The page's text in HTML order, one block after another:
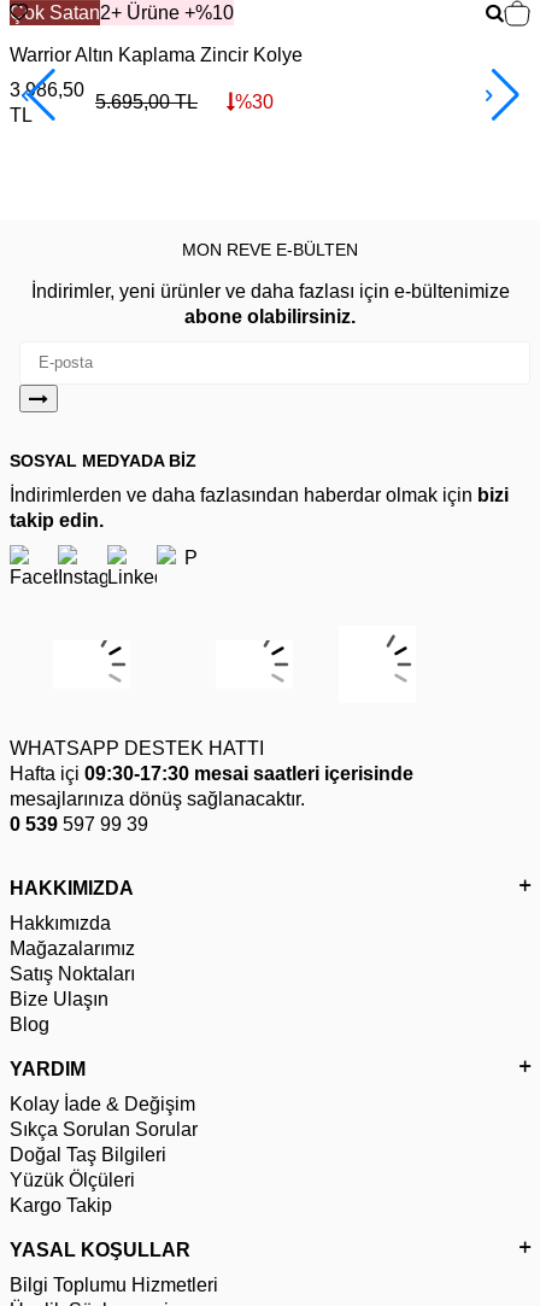
Çok Satan2+ Ürüne +%10
Warrior Altın Kaplama Zincir Kolye
3.986,50
TL
5.695,00TL %30
MON REVE E-BÜLTEN
İndirimler, yeni ürünler ve daha fazlası için e-bültenimize
abone olabilirsiniz.
SOSYAL MEDYADA BİZ
İndirimlerden ve daha fazlasından haberdar olmak için bizi
takip edin.
WHATSAPP DESTEK HATTI
Hafta içi 09:30-17:30 mesai saatleri içerisinde
mesajlarınıza dönüş sağlanacaktır.
0 539 597 99 39
HAKKIMIZDA
Hakkımızda
Mağazalarımız
Satış Noktaları
Bize Ulaşın
Blog
YARDIM
Kolay İade & Değişim
Sıkça Sorulan Sorular
Doğal Taş Bilgileri
Yüzük Ölçüleri
Kargo Takip
YASAL KOŞULLAR
Bilgi Toplumu Hizmetleri